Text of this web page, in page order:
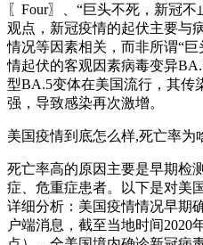
〖Four〗、“巨头不死，新冠
观点，新冠疫情的起伏主要与
情况等因素相关，而非所谓“
情起伏的客观因素病毒变异
型BA.5变体在美国流行，其传
强，导致感染再次激增。
美国疫情到底怎么样,死亡率为
死亡率高的原因主要是早期检
症、危重症患者。以下是对美
详细分析：美国疫情情况早期
户端消息，截至当地时间2020